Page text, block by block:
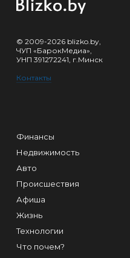
© 2009-2026 blizko.by,
ЧУП «БарокМедиа»,
УНП 391272241, г.Минск
Контакты
Финансы
Недвижимость
Авто
Происшествия
Афиша
Жизнь
Технологии
Что почем?